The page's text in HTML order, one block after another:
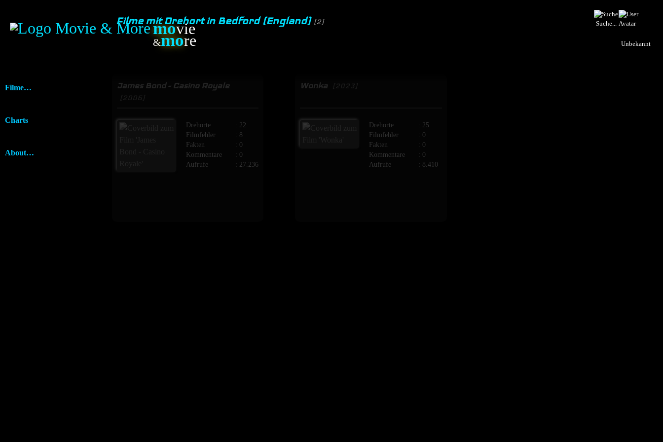
movie
&more
Suche...
Unbekannt
Filme mit Drehort in Bedford (England) (2)
Filme…
Charts
About…
James Bond - Casino Royale
[2006]
Drehorte
: 22
Filmfehler
: 8
Fakten
: 0
Kommentare
: 0
Aufrufe
: 27.236
Wonka [2023]
Drehorte
: 25
Filmfehler
: 0
Fakten
: 0
Kommentare
: 0
Aufrufe
: 8.410